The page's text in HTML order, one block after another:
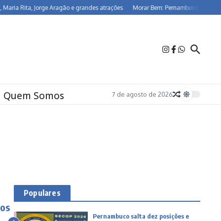
Rita, Jorge Aragão e grandes atrações Morar Bem: Pernambuco já beneficia
Quem Somos 7 de agosto de 2026
Populares
Pernambuco salta dez posições e